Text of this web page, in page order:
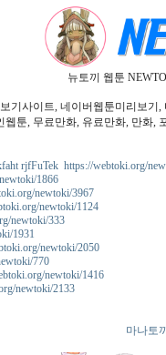
뉴토끼 웹툰
기사이트, 네이버웹툰미리보
웹툰, 무료만화, 유료만화, 만화,
rjfFuTek https://webtoki.org/
1866
newtoki/3967
newtoki/1124
newtoki/333
1931
newtoki/2050
770
newtoki/1416
newtoki/2133
마나토